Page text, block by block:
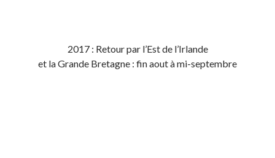
2017 : Retour par l’Est de l’Irlande
et la Grande Bretagne : fin aout à mi-septembre